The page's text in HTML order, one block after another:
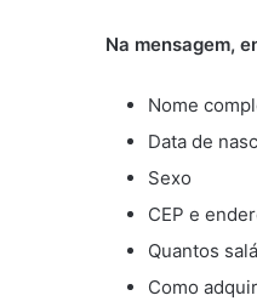
Na mensagem,
Nome
Data de
Sexo
CEP e
Quantos
Como